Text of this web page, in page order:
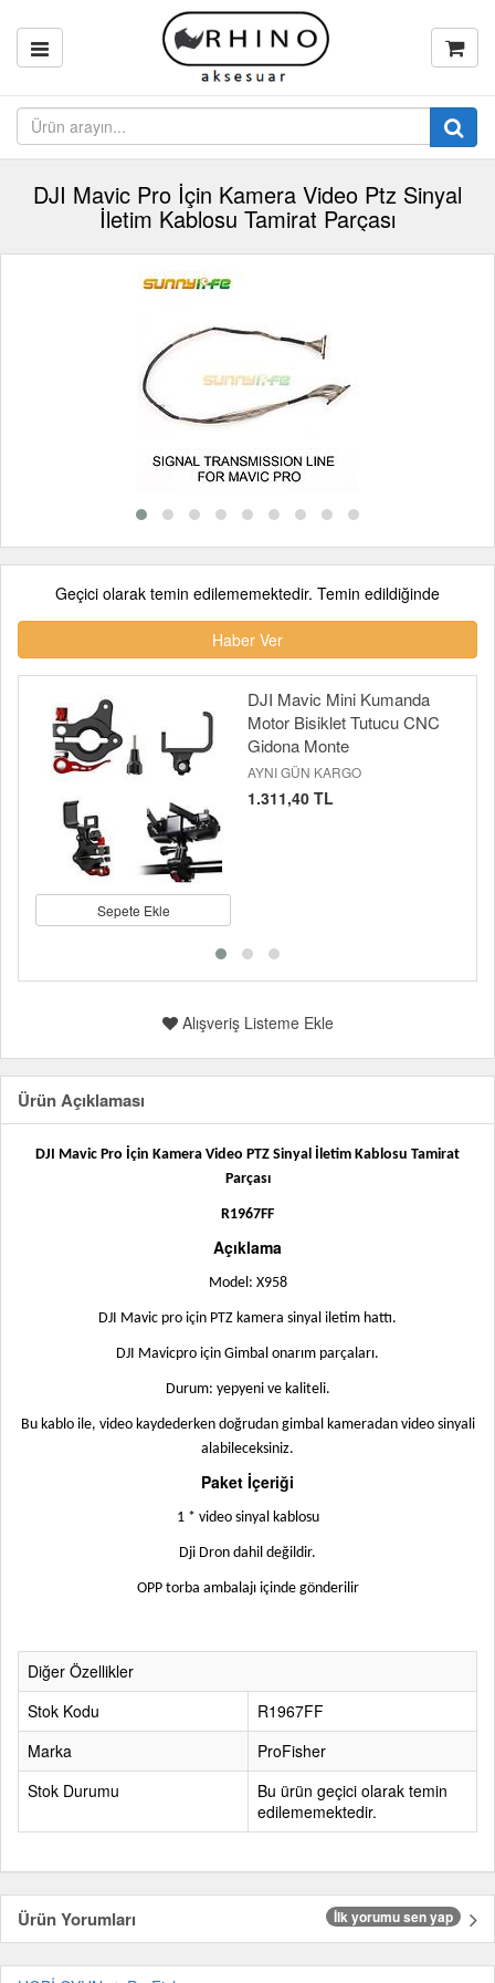
DJI Mavic Pro İçin Kamera Video Ptz Sinyal
İletim Kablosu Tamirat Parçası
Geçici olarak temin edilememektedir. Temin edildiğinde
Haber Ver
Sepete Ekle
DJI Mavic Mini Kumanda
Motor Bisiklet Tutucu CNC
Gidona Monte
AYNI GÜN KARGO
1.311,40 TL
Alışveriş Listeme Ekle
Ürün Açıklaması
DJI Mavic Pro İçin Kamera Video PTZ Sinyal İletim Kablosu Tamirat
Parçası
R1967FF
Açıklama
Model: X958
DJI Mavic pro için PTZ kamera sinyal iletim hattı.
DJI Mavicpro için Gimbal onarım parçaları.
Durum: yepyeni ve kaliteli.
Bu kablo ile, video kaydederken doğrudan gimbal kameradan video sinyali
alabileceksiniz.
Paket İçeriği
1 * video sinyal kablosu
Dji Dron dahil değildir.
OPP torba ambalajı içinde gönderilir
Diğer Özellikler
Stok Kodu
R1967FF
Marka
ProFisher
Stok Durumu
Bu ürün geçici olarak temin
edilememektedir.
Ürün Yorumları İlk yorumu sen yap